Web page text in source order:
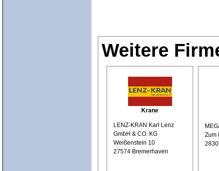
Weitere
Krane
LENZ-KRAN Karl Lenz
GmbH & CO. KG
Weißenstein 10
27574 Bremerhaven
Zum